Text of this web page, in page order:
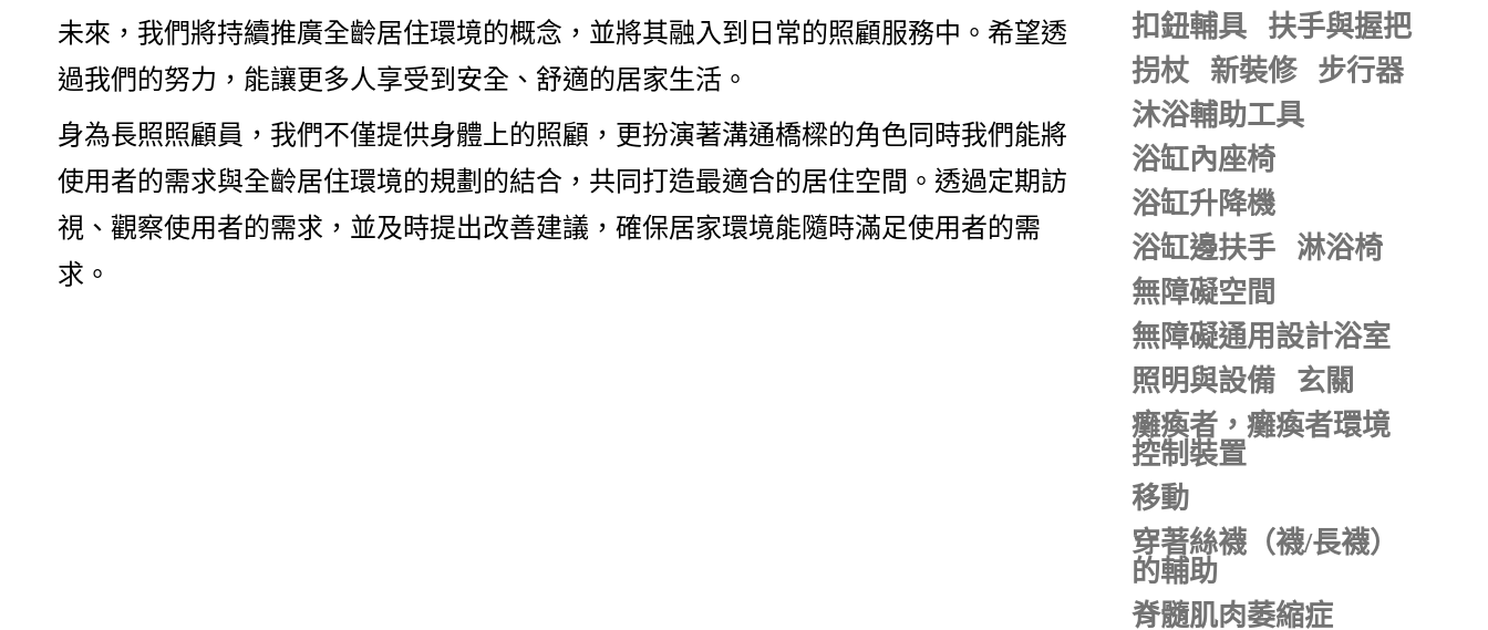
未來，我們將持續推廣全齡居住環境的概念，並將其融入到日常的照顧服務中。希望透
過我們的努力，能讓更多人享受到安全、舒適的居家生活。
身為長照照顧員，我們不僅提供身體上的照顧，更扮演著溝通橋樑的角色同時我們能將
使用者的需求與全齡居住環境的規劃的結合，共同打造最適合的居住空間。透過定期訪
視、觀察使用者的需求，並及時提出改善建議，確保居家環境能隨時滿足使用者的需
求。
扣鈕輔具
扶手與握把
拐杖
新裝修
步行器
沐浴輔助工具
浴缸內座椅
浴缸升降機
浴缸邊扶手
淋浴椅
無障礙空間
無障礙通用設計浴室
照明與設備
玄關
癱瘓者，癱瘓者環境
控制裝置
移動
穿著絲襪（襪/長襪）
的輔助
脊髓肌肉萎縮症